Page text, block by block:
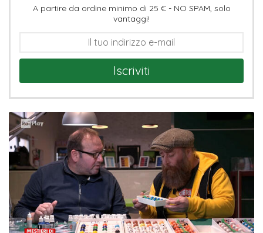
A partire da ordine minimo di 25 € - NO SPAM, solo
vantaggi!
Iscriviti